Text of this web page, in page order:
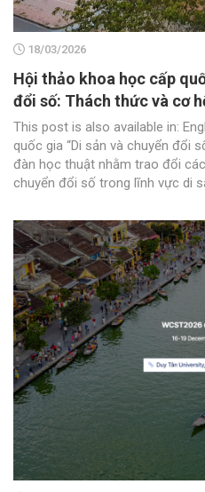
18/03/2026
Hội thảo khoa học cấp
đổi số: Thách thức và cơ
This post is also available in:
quốc gia “Di sản và chuyển đổi
đàn học thuật nhằm trao đổi
chuyển đổi số trong lĩnh vực di